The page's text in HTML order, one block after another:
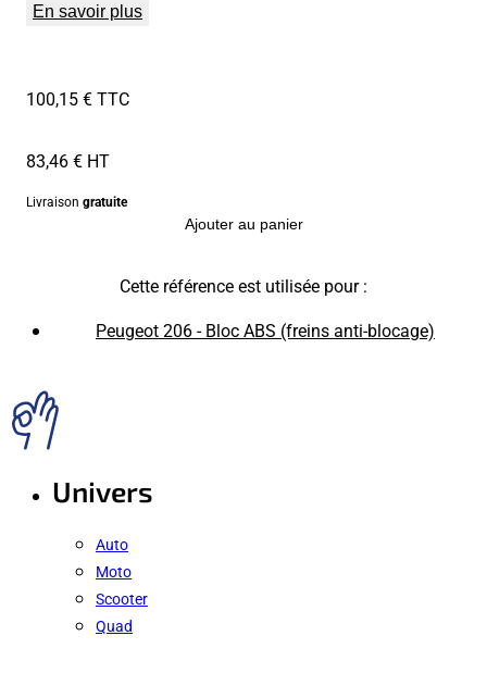
En savoir plus
100,15 € TTC
83,46 € HT
Livraison gratuite
Ajouter au panier
Cette référence est utilisée pour :
Peugeot 206 - Bloc ABS (freins anti-blocage)
Univers
Auto
Moto
Scooter
Quad